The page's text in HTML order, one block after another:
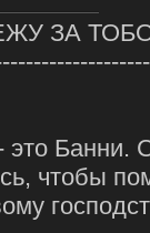
ЗА
это Банни.
чтобы